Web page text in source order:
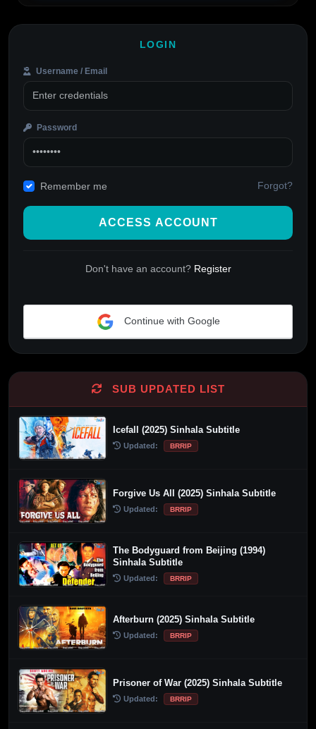
LOGIN
Username / Email
Password
Remember me Forgot?
ACCESS ACCOUNT
Don't have an account? Register
Continue with Google
SUB UPDATED LIST
Icefall (2025) Sinhala Subtitle
Updated: BRRIP
Forgive Us All (2025) Sinhala Subtitle
Updated: BRRIP
The Bodyguard from Beijing (1994)
Sinhala Subtitle
Updated: BRRIP
Afterburn (2025) Sinhala Subtitle
Updated: BRRIP
Prisoner of War (2025) Sinhala Subtitle
Updated: BRRIP